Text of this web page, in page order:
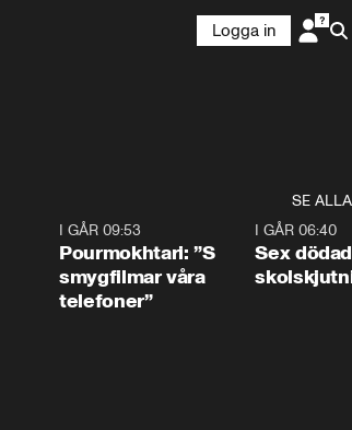
Logga in
SE ALLA
I GÅR 09:53
Pourmokhtari: ”S
smygfilmar våra
telefoner”
I GÅR 06:40
Sex